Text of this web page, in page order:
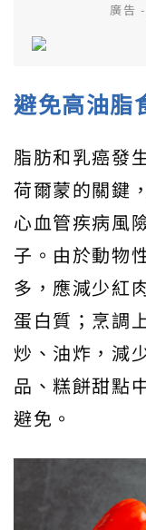
廣告
避免高油脂
脂肪和乳癌發
荷爾蒙的關鍵
心血管疾病風
子。由於動物
多，應減少紅
蛋白質；烹調
炒、油炸，減
品、糕餅甜點
避免。